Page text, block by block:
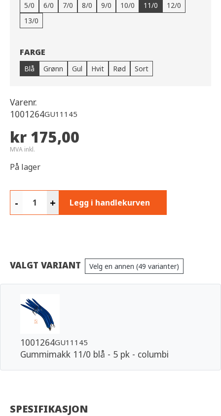
5/0 6/0 7/0 8/0 9/0 10/0 11/0
12/0
13/0
FARGE
Blå Grønn Gul Hvit Rød Sort
Varenr.
1001264GU11145
kr 175,00
MVA inkl.
På lager
- + Legg i handlekurven
VALGT VARIANT Velg en annen (49 varianter)
1001264GU11145
Gummimakk 11/0 blå - 5 pk - columbi
SPESIFIKASJON